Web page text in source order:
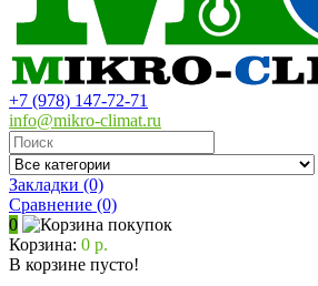
+7 (978) 147-72-71
info@mikro-climat.ru
Закладки (0)
Сравнение (0)
0
Корзина: 0 р.
В корзине пусто!